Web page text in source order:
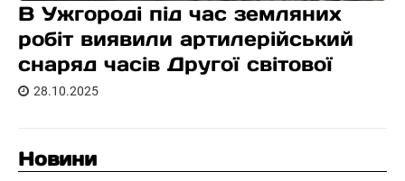
В Ужгороді під час земляних
робіт виявили артилерійський
снаряд часів Другої світової
28.10.2025
Новини